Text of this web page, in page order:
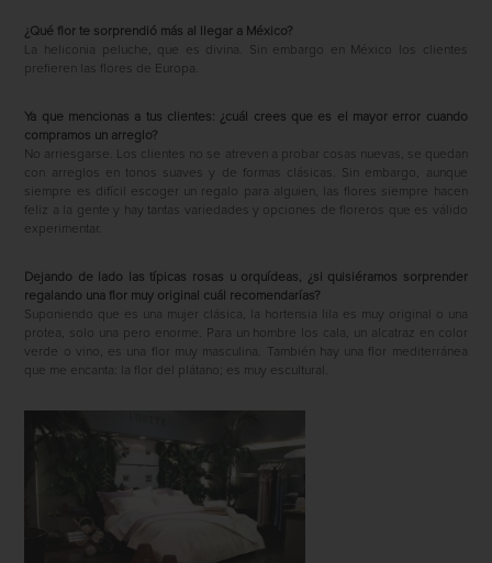
¿Qué flor te sorprendió más al llegar a México?
La heliconia peluche, que es divina. Sin embargo en México los clientes
prefieren las flores de Europa.
Ya que mencionas a tus clientes: ¿cuál crees que es el mayor error cuando
compramos un arreglo?
No arriesgarse. Los clientes no se atreven a probar cosas nuevas, se quedan
con arreglos en tonos suaves y de formas clásicas. Sin embargo, aunque
siempre es difícil escoger un regalo para alguien, las flores siempre hacen
feliz a la gente y hay tantas variedades y opciones de floreros que es válido
experimentar.
Dejando de lado las típicas rosas u orquídeas, ¿si quisiéramos sorprender
regalando una flor muy original cuál recomendarías?
Suponiendo que es una mujer clásica, la hortensia lila es muy original o una
protea, solo una pero enorme. Para un hombre los cala, un alcatraz en color
verde o vino, es una flor muy masculina. También hay una flor mediterránea
que me encanta: la flor del plátano; es muy escultural.